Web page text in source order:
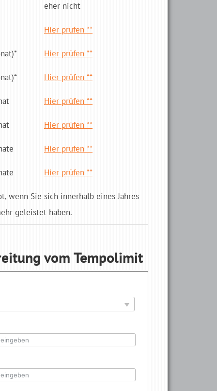
eher nicht
Hier prüfen **
Hier prüfen **
Hier prüfen **
Hier prüfen **
Hier prüfen **
Hier prüfen **
Hier prüfen **
wenn Sie sich innerhalb eines Jahres
geleistet haben.
vom Tempolimit